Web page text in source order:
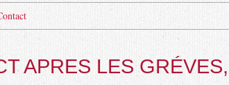
APRES LES